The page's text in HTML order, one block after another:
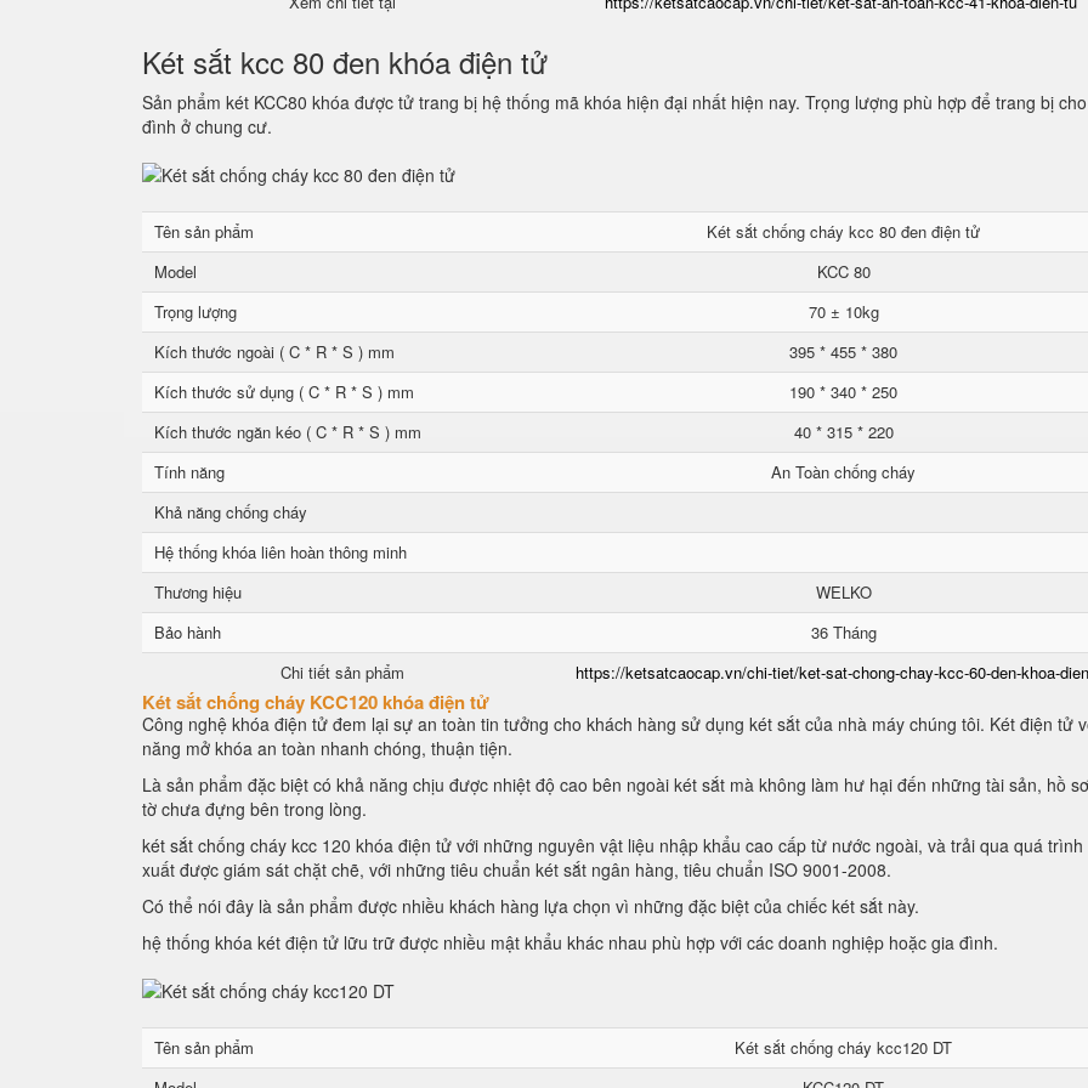
Két sắt kcc 80 đen khóa điện tử
Sản phẩm két KCC80 khóa được tử trang bị hệ thống mã khóa hiện đại nhất hiện nay. Trọng lượng phù hợp để trang bị
đình ở chung cư.
Tên sản phẩm
Két sắt chống cháy kcc 80 đen điện tử
Model
KCC 80
Trọng lượng
70 ± 10kg
Kích thước ngoài ( C * R * S ) mm
395 * 455 * 380
Kích thước sử dụng ( C * R * S ) mm
190 * 340 * 250
Kích thước ngăn kéo ( C * R * S ) mm
40 * 315 * 220
Tính năng
An Toàn chống cháy
Khả năng chống cháy
Hệ thống khóa liên hoàn thông minh
Thương hiệu
WELKO
Bảo hành
36 Tháng
Chi tiết sản phẩm
https://ketsatcaocap.vn/chi-tiet/ket-sat-chong-chay-kcc-60-den-khoa-
Két sắt chống cháy KCC120 khóa điện tử
Công nghệ khóa điện tử đem lại sự an toàn tin tưởng cho khách hàng sử dụng két sắt của nhà máy chúng tôi. Két điện tử
năng mở khóa an toàn nhanh chóng, thuận tiện.
Là sản phẩm đặc biệt có khả năng chịu được nhiệt độ cao bên ngoài két sắt mà không làm hư hại đến những tài sản, hồ
tờ chưa đựng bên trong lòng.
két sắt chống cháy kcc 120 khóa điện tử với những nguyên vật liệu nhập khẩu cao cấp từ nước ngoài, và trải qua quá trình
xuất được giám sát chặt chẽ, với những tiêu chuẩn két sắt ngân hàng, tiêu chuẩn ISO 9001-2008.
Có thể nói đây là sản phẩm được nhiều khách hàng lựa chọn vì những đặc biệt của chiếc két sắt này.
hệ thống khóa két điện tử lữu trữ được nhiều mật khẩu khác nhau phù hợp với các doanh nghiệp hoặc gia đình.
Tên sản phẩm
Két sắt chống cháy kcc120 DT